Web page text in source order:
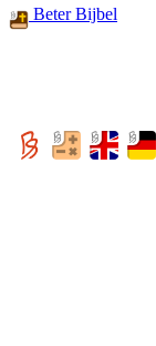
Beter Bijbel